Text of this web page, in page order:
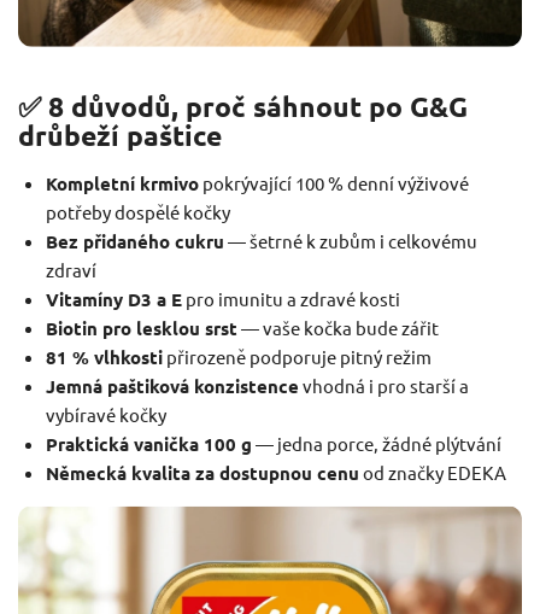
✅ 8 důvodů, proč sáhnout po G&G
drůbeží paštice
Kompletní krmivopokrývající 100 % denní výživové
potřeby dospělé kočky
Bez přidaného cukru — šetrné k zubům i celkovému
zdraví
Vitamíny D3 a Epro imunitu a zdravé kosti
Biotin pro lesklou srst — vaše kočka bude zářit
81 % vlhkostipřirozeně podporuje pitný režim
Jemná paštiková konzistence vhodná i pro starší a
vybíravé kočky
Praktická vanička 100 g — jedna porce, žádné plýtvání
Německá kvalita za dostupnou cenu od značky EDEKA